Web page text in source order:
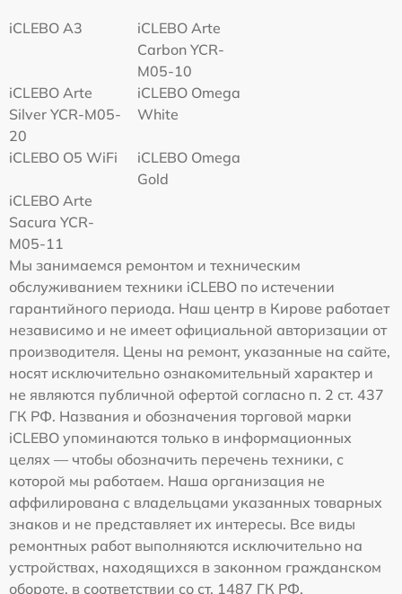
iCLEBO A3
iCLEBO Arte
Carbon YCR-
M05-10
iCLEBO Arte
Silver YCR-M05-
20
iCLEBO Omega
White
iCLEBO O5 WiFi
iCLEBO Omega
Gold
iCLEBO Arte
Sacura YCR-
M05-11
Мы занимаемся ремонтом и техническим
обслуживанием техники iCLEBO по истечении
гарантийного периода. Наш центр в Кирове работает
независимо и не имеет официальной авторизации от
производителя. Цены на ремонт, указанные на сайте,
носят исключительно ознакомительный характер и
не являются публичной офертой согласно п. 2 ст. 437
ГК РФ. Названия и обозначения торговой марки
iCLEBO упоминаются только в информационных
целях — чтобы обозначить перечень техники, с
которой мы работаем. Наша организация не
аффилирована с владельцами указанных товарных
знаков и не представляет их интересы. Все виды
ремонтных работ выполняются исключительно на
устройствах, находящихся в законном гражданском
обороте, в соответствии со ст. 1487 ГК РФ.